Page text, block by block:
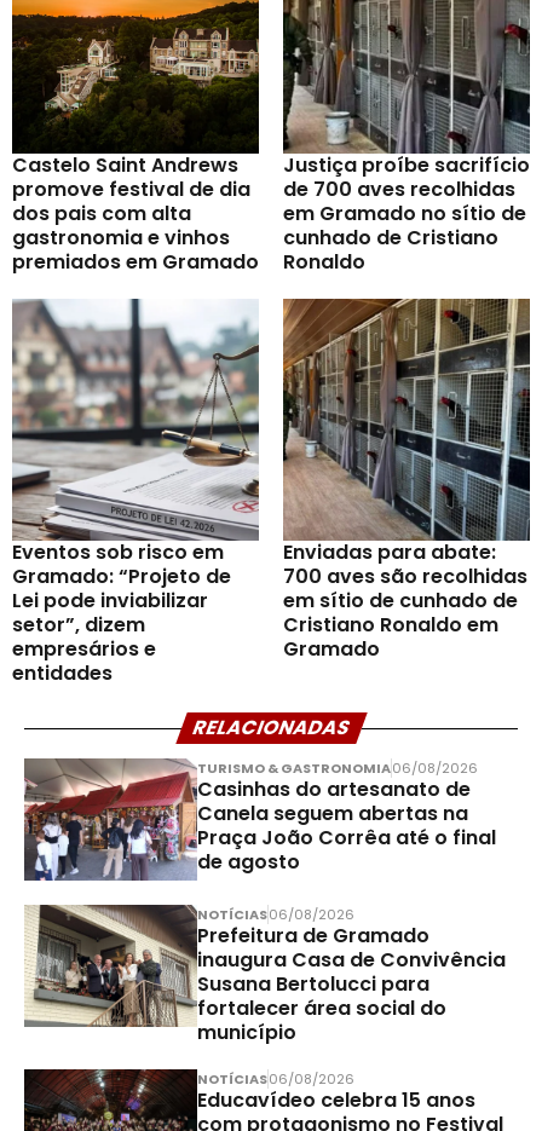
Castelo Saint Andrews
promove festival de dia
dos pais com alta
gastronomia e vinhos
premiados em Gramado
Justiça proíbe sacrifício
de 700 aves recolhidas
em Gramado no sítio de
cunhado de Cristiano
Ronaldo
Eventos sob risco em
Gramado: “Projeto de
Lei pode inviabilizar
setor”, dizem
empresários e
entidades
Enviadas para abate:
700 aves são recolhidas
em sítio de cunhado de
Cristiano Ronaldo em
Gramado
RELACIONADAS
TURISMO & GASTRONOMIA06/08/2026
Casinhas do artesanato de
Canela seguem abertas na
Praça João Corrêa até o final
de agosto
NOTÍCIAS06/08/2026
Prefeitura de Gramado
inaugura Casa de Convivência
Susana Bertolucci para
fortalecer área social do
município
NOTÍCIAS06/08/2026
Educavídeo celebra 15 anos
com protagonismo no Festival